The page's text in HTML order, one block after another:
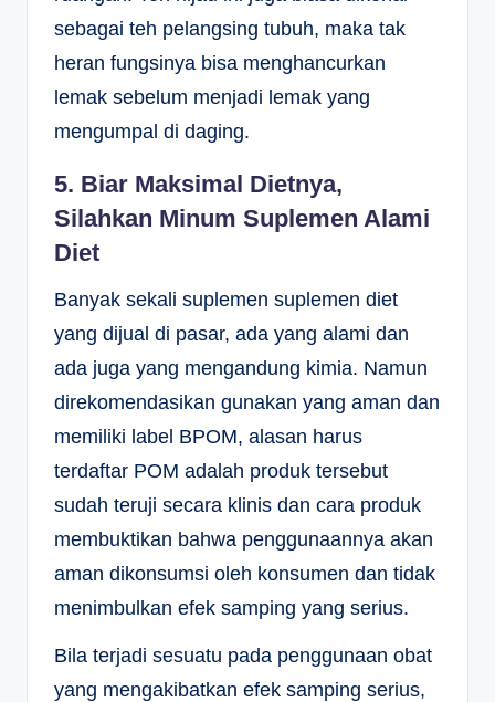
sebagai teh pelangsing tubuh, maka tak
heran fungsinya bisa menghancurkan
lemak sebelum menjadi lemak yang
mengumpal di daging.
5. Biar Maksimal Dietnya,
Silahkan Minum Suplemen Alami
Diet
Banyak sekali suplemen suplemen diet
yang dijual di pasar, ada yang alami dan
ada juga yang mengandung kimia. Namun
direkomendasikan gunakan yang aman dan
memiliki label BPOM, alasan harus
terdaftar POM adalah produk tersebut
sudah teruji secara klinis dan cara produk
membuktikan bahwa penggunaannya akan
aman dikonsumsi oleh konsumen dan tidak
menimbulkan efek samping yang serius.
Bila terjadi sesuatu pada penggunaan obat
yang mengakibatkan efek samping serius,